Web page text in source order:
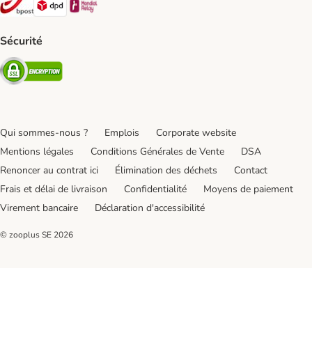
Sécurité
Security
Qui sommes-nous ? Emplois
Corporate website
Mentions légales
Conditions Générales de Vente
DSA
Renoncer au contrat ici
Élimination des déchets
Contact
Frais et délai de livraison
Confidentialité
Moyens de paiement
Virement bancaire
Déclaration d'accessibilité
© zooplus SE 2026